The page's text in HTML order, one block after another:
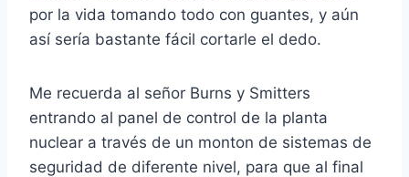
por la vida tomando todo con guantes, y aún
así sería bastante fácil cortarle el dedo.
Me recuerda al señor Burns y Smitters
entrando al panel de control de la planta
nuclear a través de un monton de sistemas de
seguridad de diferente nivel, para que al final